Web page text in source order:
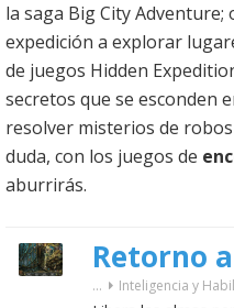
la saga Big City
expedición a explorar
de juegos Hidden
secretos que se esconden
resolver misterios de
duda, con los juegos de
aburrirás.
Retorno
... Inteligencia y